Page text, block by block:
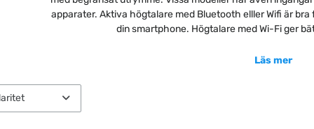
apparater. Aktiva högtalare med Bluetooth elller Wifi är
din smartphone. Högtalare med Wi-Fi ger
Läs mer